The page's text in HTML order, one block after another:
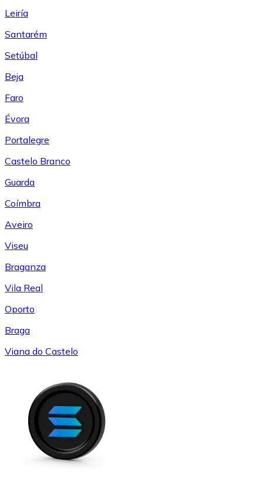
Leiría
Santarém
Setúbal
Beja
Faro
Évora
Portalegre
Castelo Branco
Guarda
Coímbra
Aveiro
Viseu
Braganza
Vila Real
Oporto
Braga
Viana do Castelo